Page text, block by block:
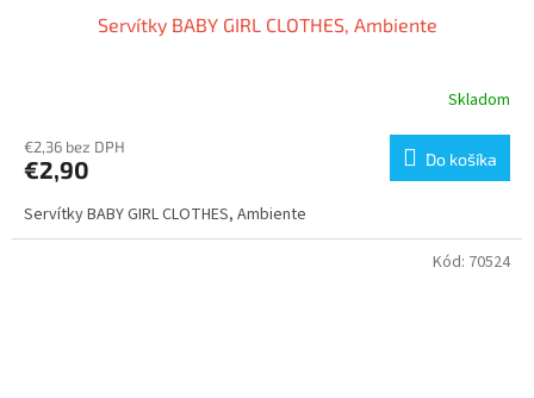
Servítky BABY GIRL CLOTHES, Ambiente
Skladom
€2,36 bez DPH
€2,90 Do košíka
Servítky BABY GIRL CLOTHES, Ambiente
Kód: 70524